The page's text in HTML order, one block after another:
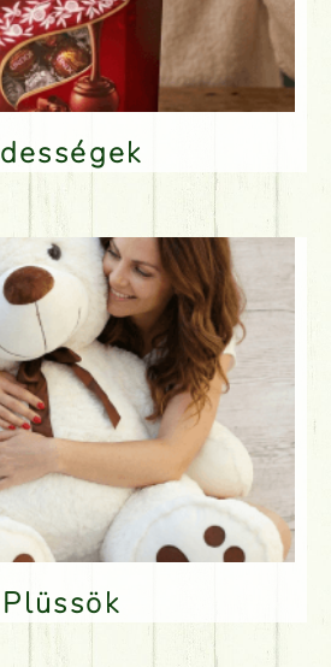
Édességek
Plüssök